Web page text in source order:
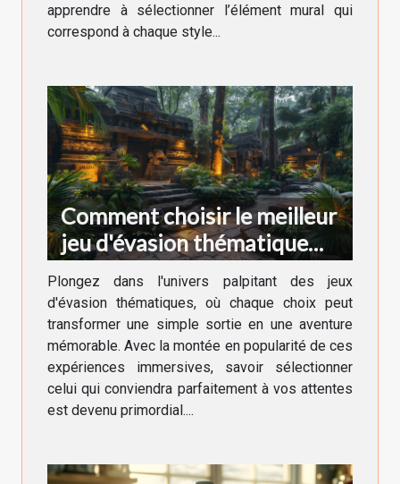
apprendre à sélectionner l’élément mural qui
correspond à chaque style...
Comment choisir le meilleur
jeu d'évasion thématique
pour votre prochaine
aventure
Plongez dans l'univers palpitant des jeux
d'évasion thématiques, où chaque choix peut
transformer une simple sortie en une aventure
mémorable. Avec la montée en popularité de ces
expériences immersives, savoir sélectionner
celui qui conviendra parfaitement à vos attentes
est devenu primordial....